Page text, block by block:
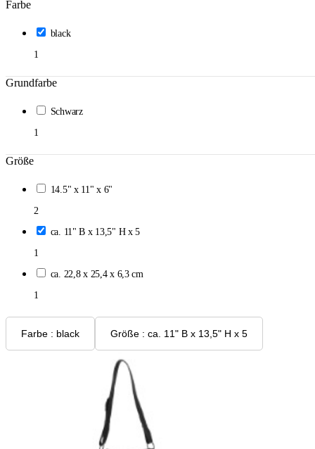
Farbe
black
1
Grundfarbe
Schwarz
1
Größe
14.5" x 11" x 6"
2
ca. 11" B x 13,5" H x 5
1
ca. 22,8 x 25,4 x 6,3 cm
1
Farbe : black Größe : ca. 11" B x 13,5" H x 5